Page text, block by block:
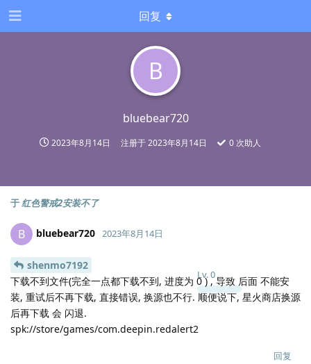
B
bluebear720
2023年8月14日 注册于2023年8月14日 0 次助人
回复
于红色警戒2安装不了
B bluebear720
Lv.0
2023年8月14日
shenmo7192
下载不到文件(完全一点都下载不到, 进度为 0 ) , 导致 后面 不能安
装, 重试后不再下载, 直接错误, 换源也不行. 顺便说下, 星火商店换源
后再下载 会 闪退.
spk://store/games/com.deepin.redalert2
回复